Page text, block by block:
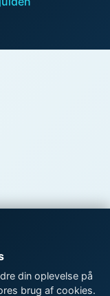
din oplevelse på
brug af cookies.